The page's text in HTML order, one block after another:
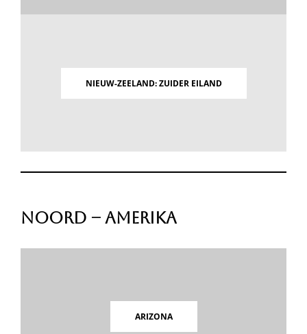
NIEUW-ZEELAND: ZUIDER EILAND
Noord – Amerika
ARIZONA